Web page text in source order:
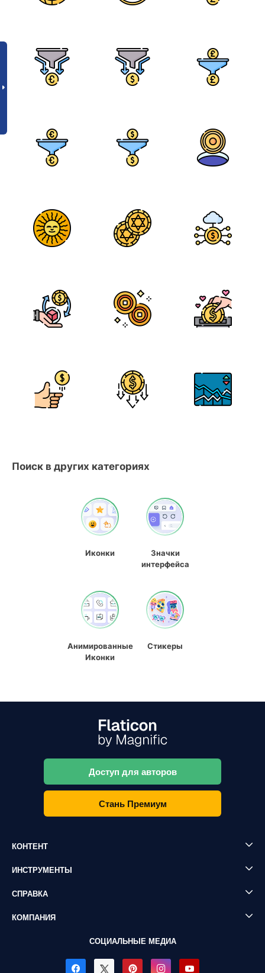
Поиск в других категориях
Иконки
Значки
интерфейса
Анимированные
Иконки
Стикеры
Доступ для авторов
Стань Премиум
КОНТЕНТ
ИНСТРУМЕНТЫ
СПРАВКА
КОМПАНИЯ
СОЦИАЛЬНЫЕ МЕДИА